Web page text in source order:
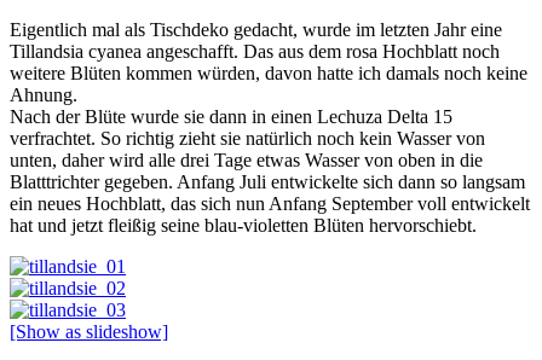
Eigentlich mal als Tischdeko gedacht, wurde im letzten Jahr eine
Tillandsia cyanea angeschafft. Das aus dem rosa Hochblatt noch
weitere Blüten kommen würden, davon hatte ich damals noch keine
Ahnung.
Nach der Blüte wurde sie dann in einen Lechuza Delta 15
verfrachtet. So richtig zieht sie natürlich noch kein Wasser von
unten, daher wird alle drei Tage etwas Wasser von oben in die
Blatttrichter gegeben. Anfang Juli entwickelte sich dann so langsam
ein neues Hochblatt, das sich nun Anfang September voll entwickelt
hat und jetzt fleißig seine blau-violetten Blüten hervorschiebt.
[Show as slideshow]